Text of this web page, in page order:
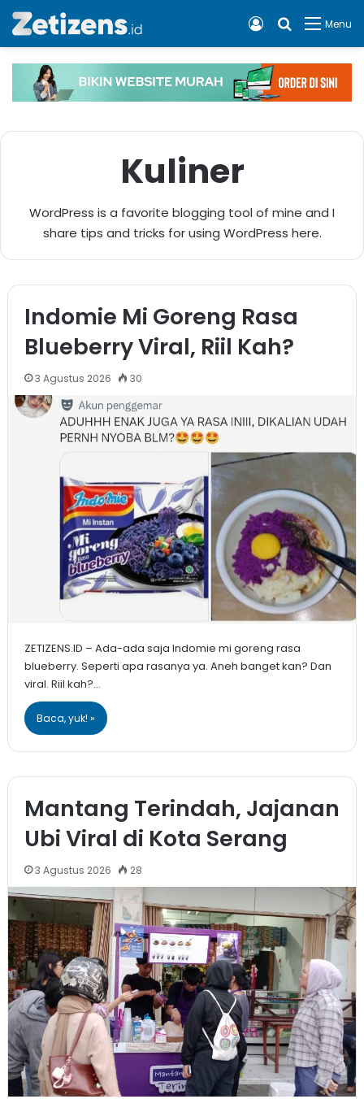
Menu
Cari apa,
Log In
3 Agustus 2026
3 Agustus 2026
Kuliner
WordPress is a favorite blogging tool of mine and I
share tips and tricks for using WordPress here.
Indomie Mi Goreng Rasa
Blueberry Viral, Riil Kah?
3 Agustus 2026 30
ZETIZENS.ID – Ada-ada saja Indomie mi goreng rasa
blueberry. Seperti apa rasanya ya. Aneh banget kan? Dan
viral. Riil kah?…
Baca, yuk! »
Mantang Terindah, Jajanan
Ubi Viral di Kota Serang
3 Agustus 2026 28